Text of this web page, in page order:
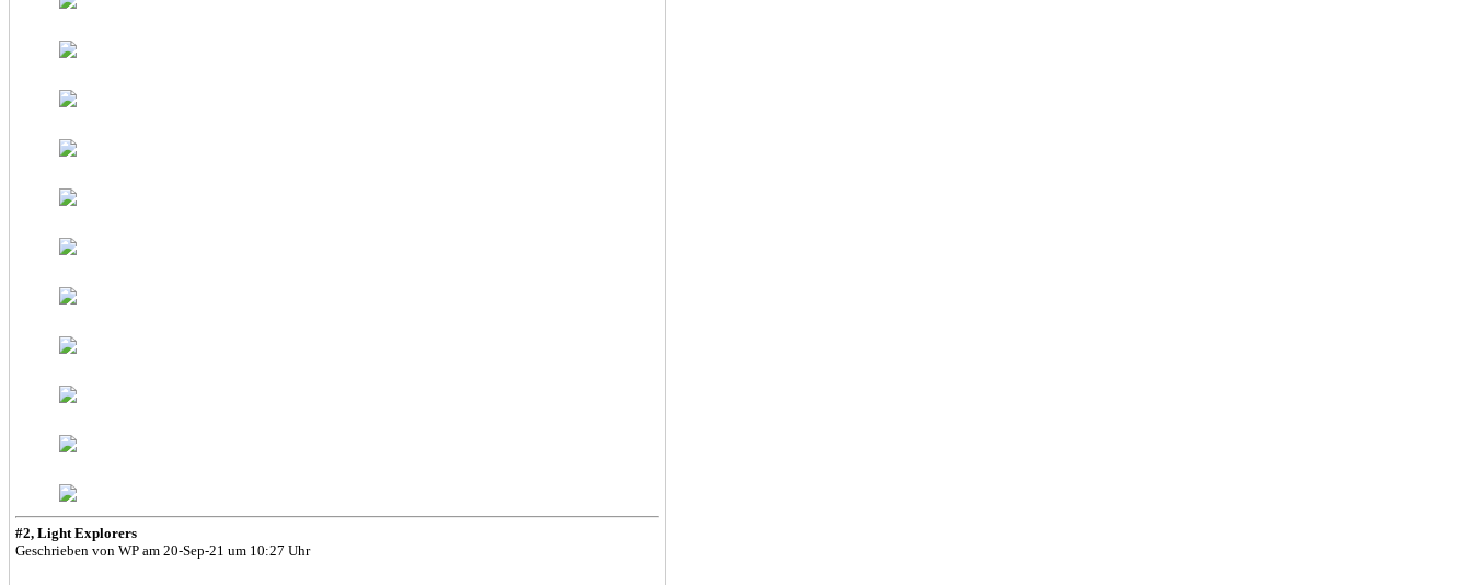
#2, Light Explorers
Geschrieben von WP am 20-Sep-21 um 10:27 Uhr